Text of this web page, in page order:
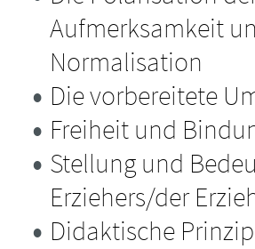
Aufmerksamkeit
Normalisation
Die vorbereitete
Freiheit und
Stellung und
Erziehers/der
Didaktische